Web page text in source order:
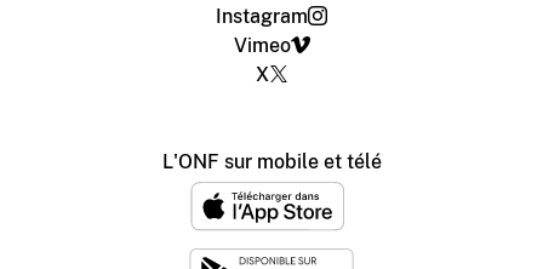
Instagram
Vimeo
X
L'ONF sur mobile et télé